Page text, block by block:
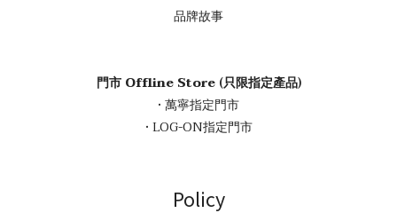
品牌故事
門市 Offline Store (只限指定產品)
• 萬寧指定門市
• LOG-ON指定門市
Policy